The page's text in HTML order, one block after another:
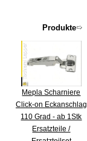
Produkte
Mepla Scharniere
Click-on Eckanschlag
110 Grad - ab 1Stk
Ersatzteile /